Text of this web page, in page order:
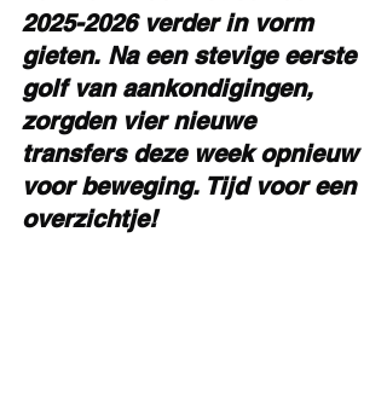
2025-2026 verder in vorm
gieten. Na een stevige eerste
golf van aankondigingen,
zorgden vier nieuwe
transfers deze week opnieuw
voor beweging. Tijd voor een
overzichtje!